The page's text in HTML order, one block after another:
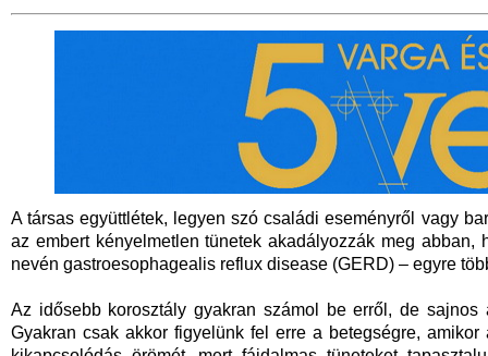
A társas együttlétek, legyen szó családi eseményről vagy
az embert kényelmetlen tünetek akadályozzák meg
nevén gastroesophagealis reflux disease (GERD) – egyre
Az idősebb korosztály gyakran számol be erről, de
Gyakran csak akkor figyelünk fel erre a betegségre,